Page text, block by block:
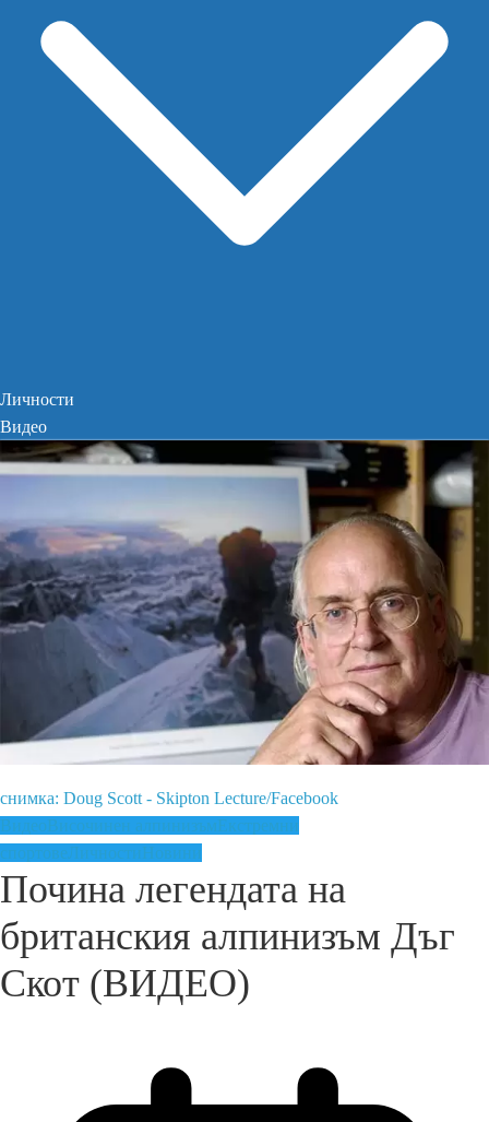
Личности
Видео
снимка: Doug Scott - Skipton Lecture/Facebook
ВидеоВисочинен алпинизъмЕкстремни
спортовеЛичности Новини
Почина легендата на
британския алпинизъм Дъг
Скот (ВИДЕО)